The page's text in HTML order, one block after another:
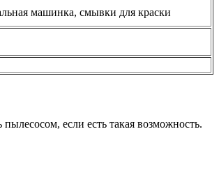
машинка, смывки для краски
если есть такая возможность.